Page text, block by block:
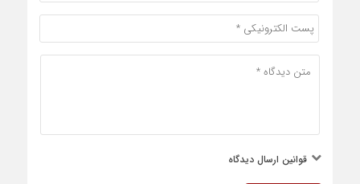
قوانین ارسال دیدگاه